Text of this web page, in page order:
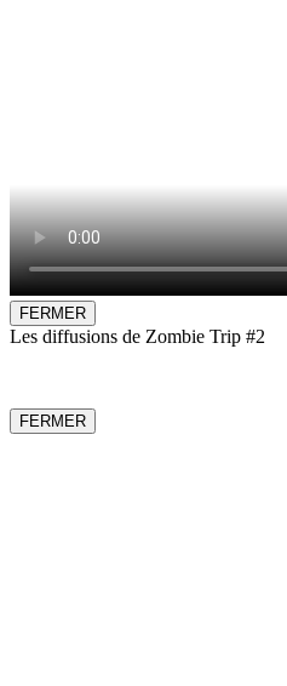
FERMER
Les diffusions de Zombie Trip #2
FERMER